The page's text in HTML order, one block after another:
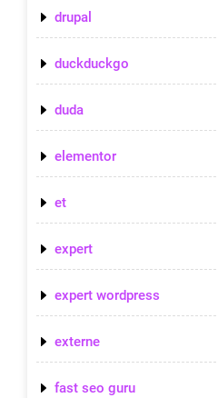
drupal
duckduckgo
duda
elementor
et
expert
expert wordpress
externe
fast seo guru